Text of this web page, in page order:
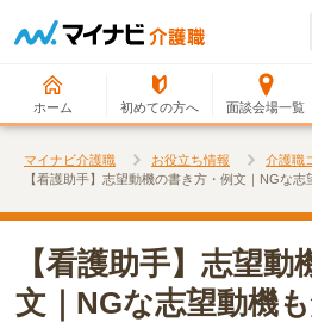
ホーム 初めての方へ 面談会場一覧
マイナビ介護職 お役立ち情報 介護職
【看護助手】志望動機の書き方・例文｜NGな志
【看護助手】志望動
文｜NGな志望動機